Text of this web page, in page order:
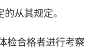
从其规定。
检合格者进行考